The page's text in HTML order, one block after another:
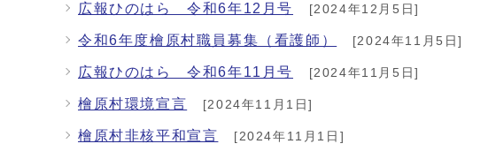
広報ひのはら 令和6年12月号 [2024年12月5日]
令和6年度檜原村職員募集（看護師） [2024年11月5日]
広報ひのはら 令和6年11月号 [2024年11月5日]
檜原村環境宣言 [2024年11月1日]
檜原村非核平和宣言 [2024年11月1日]